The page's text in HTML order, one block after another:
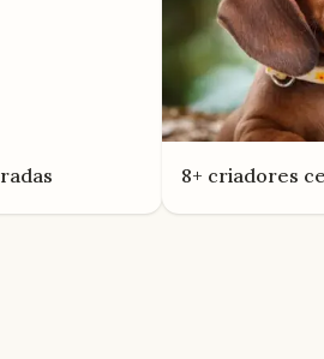
8+ criadores